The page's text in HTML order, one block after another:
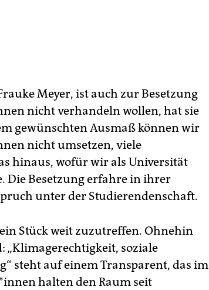
Meyer, ist auch zur Besetzung
nicht verhandeln wollen, hat sie
gewünschten Ausmaß können wir
nicht umsetzen, viele
hinaus, wofür wir als Universität
Die Besetzung erfahre in ihrer
unter der Studierendenschaft.
Stück weit zuzutreffen. Ohnehin
„Klimagerechtigkeit, soziale
steht auf einem Transparent, das im
halten den Raum seit